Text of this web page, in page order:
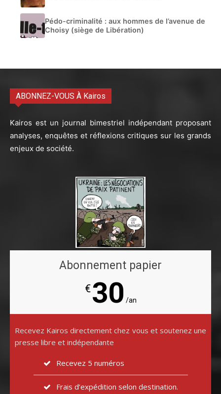
Pédo-criminalité : aux hommes de l’avenue de
Choisy (siège de Libération)
ABONNEZ-VOUS À Kairos
Kairos est un journal bimestriel indépendant proposant
analyses, enquêtes et réflexions critiques sur les grands
enjeux de société.
Abonnement papier
€30 /an
Recevez Kairos directement chez vous et soutenez une
presse libre et indépendante
Recevez 5 numéros
Frais d’expédition selon destination.